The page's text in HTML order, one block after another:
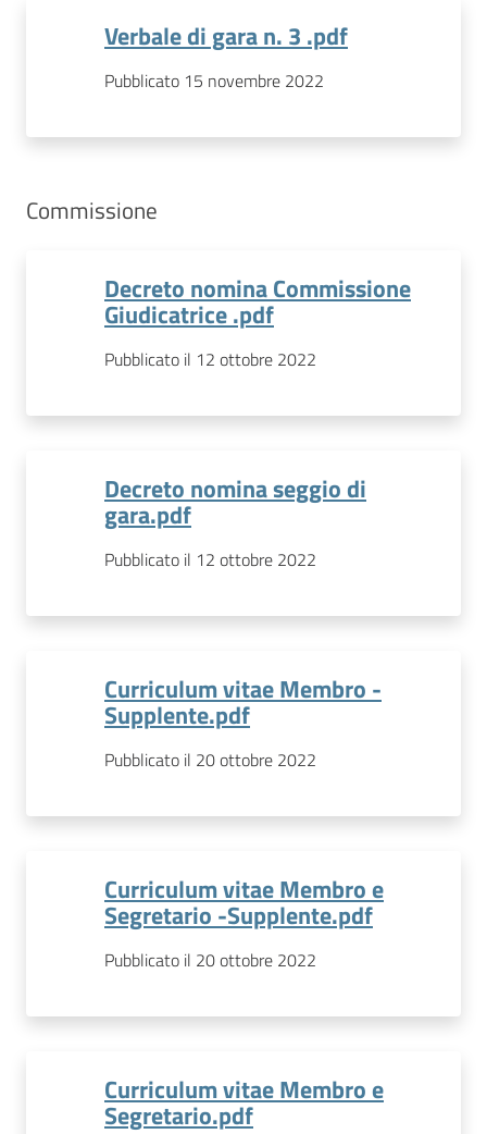
Verbale di gara n. 3 .pdf
Pubblicato 15 novembre 2022
Commissione
Decreto nomina Commissione
Giudicatrice .pdf
Pubblicato il 12 ottobre 2022
Decreto nomina seggio di
gara.pdf
Pubblicato il 12 ottobre 2022
Curriculum vitae Membro -
Supplente.pdf
Pubblicato il 20 ottobre 2022
Curriculum vitae Membro e
Segretario -Supplente.pdf
Pubblicato il 20 ottobre 2022
Curriculum vitae Membro e
Segretario.pdf